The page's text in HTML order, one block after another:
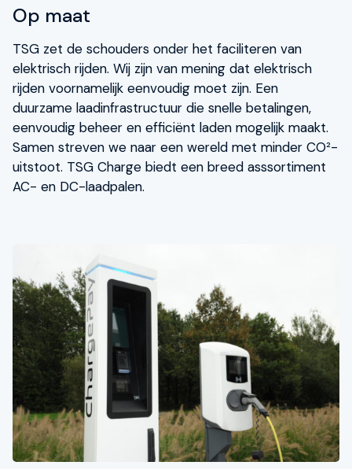
Op maat
TSG zet de schouders onder het faciliteren van
elektrisch rijden. Wij zijn van mening dat elektrisch
rijden voornamelijk eenvoudig moet zijn. Een
duurzame laadinfrastructuur die snelle betalingen,
eenvoudig beheer en efficiënt laden mogelijk maakt.
Samen streven we naar een wereld met minder CO²-
uitstoot. TSG Charge biedt een breed asssortiment
AC- en DC-laadpalen.